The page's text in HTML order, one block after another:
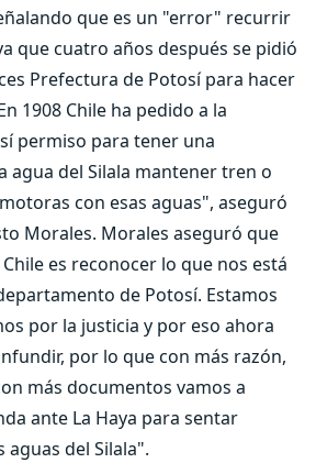
que es un "error" recurrir
que cuatro años después se pidió
Prefectura de Potosí para hacer
1908 Chile ha pedido a la
permiso para tener una
agua del Silala mantener tren o
con esas aguas", aseguró
Morales. Morales aseguró que
es reconocer lo que nos está
de Potosí. Estamos
por la justicia y por eso ahora
por lo que con más razón,
más documentos vamos a
ante La Haya para sentar
del Silala".